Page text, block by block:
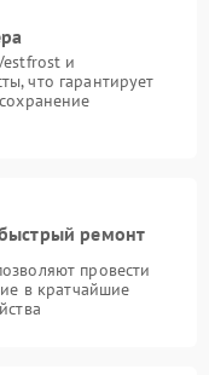
и
что гарантирует
ремонт
провести
в кратчайшие